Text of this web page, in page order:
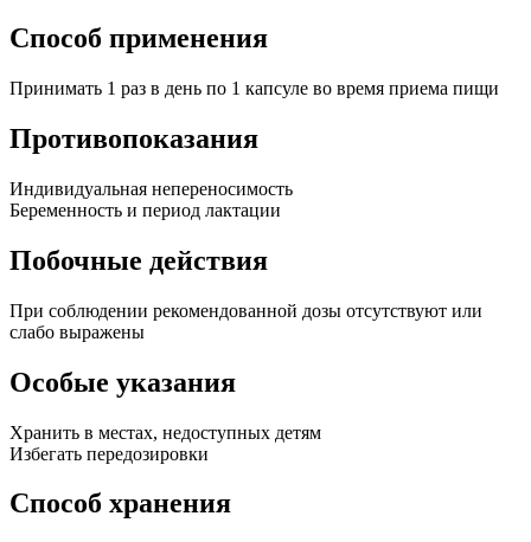
Способ применения
Принимать 1 раз в день по 1 капсуле во время приема пищи
Противопоказания
Индивидуальная непереносимость
Беременность и период лактации
Побочные действия
При соблюдении рекомендованной дозы отсутствуют или
слабо выражены
Особые указания
Хранить в местах, недоступных детям
Избегать передозировки
Способ хранения